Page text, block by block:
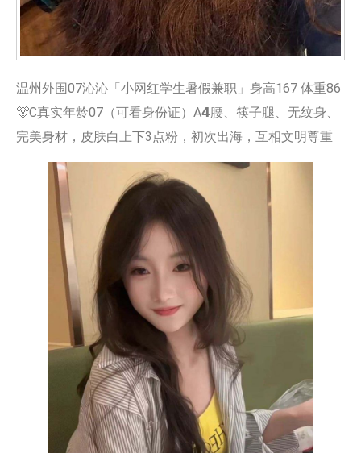
温州外围07沁沁「小网红学生暑假兼职」身高167 体重86
🐻C真实年龄07（可看身份证）A𝟰腰、筷子腿、无纹身、
完美身材，皮肤白上下3点粉，初次出海，互相文明尊重